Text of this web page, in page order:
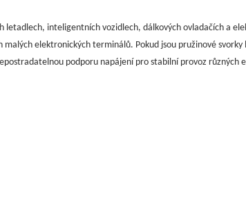
inteligentních vozidlech, dálkových ovladačích a
elektronických terminálů. Pokud jsou pružinové
podporu napájení pro stabilní provoz různých